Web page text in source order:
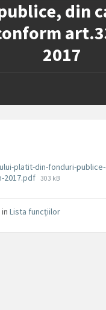
din
2017
platit-din-fonduri-
2017.pdf File
303 kB
inLista funcțiilor